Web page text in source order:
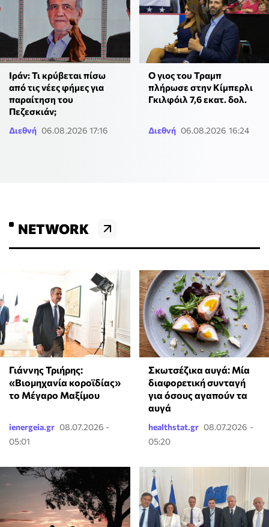
Ιράν: Τι κρύβεται πίσω
από τις νέες φήμες για
παραίτηση του
Πεζεσκιάν;
Διεθνή 06.08.2026 17:16
Ο γιος του Τραμπ
πλήρωσε στην Κίμπερλι
Γκιλφόιλ 7,6 εκατ. δολ.
Διεθνή 06.08.2026 16:24
NETWORK
Γιάννης Τριήρης:
«Βιομηχανία κοροϊδίας»
το Μέγαρο Μαξίμου
ienergeia.gr 08.07.2026 -
05:01
Σκωτσέζικα αυγά: Μία
διαφορετική συνταγή
για όσους αγαπούν τα
αυγά
healthstat.gr 08.07.2026 -
05:20